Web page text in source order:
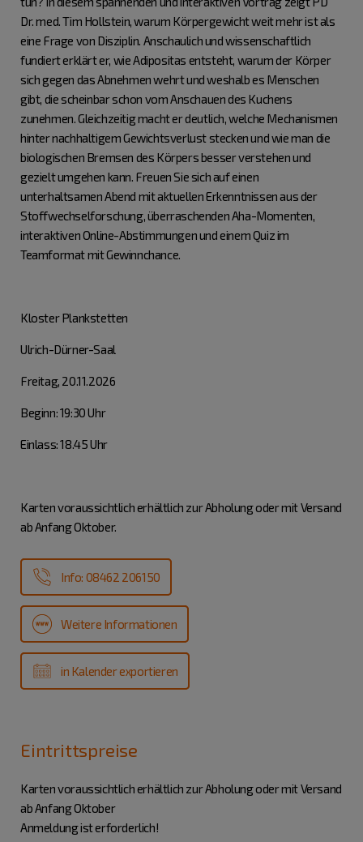
Dr. med. Tim Hollstein, warum Körpergewicht weit mehr ist als
eine Frage von Disziplin. Anschaulich und wissenschaftlich
fundiert erklärt er, wie Adipositas entsteht, warum der Körper
sich gegen das Abnehmen wehrt und weshalb es Menschen
gibt, die scheinbar schon vom Anschauen des Kuchens
zunehmen. Gleichzeitig macht er deutlich, welche Mechanismen
hinter nachhaltigem Gewichtsverlust stecken und wie man die
biologischen Bremsen des Körpers besser verstehen und
gezielt umgehen kann. Freuen Sie sich auf einen
unterhaltsamen Abend mit aktuellen Erkenntnissen aus der
Stoffwechselforschung, überraschenden Aha-Momenten,
interaktiven Online-Abstimmungen und einem Quiz im
Teamformat mit Gewinnchance.
Kloster Plankstetten
Ulrich-Dürner-Saal
Freitag, 20.11.2026
Beginn: 19:30 Uhr
Einlass: 18.45 Uhr
Karten voraussichtlich erhältlich zur Abholung oder mit Versand
ab Anfang Oktober.
Info: 08462 206150
Weitere Informationen
in Kalender exportieren
Eintrittspreise
Karten voraussichtlich erhältlich zur Abholung oder mit Versand
ab Anfang Oktober
Anmeldung ist erforderlich!